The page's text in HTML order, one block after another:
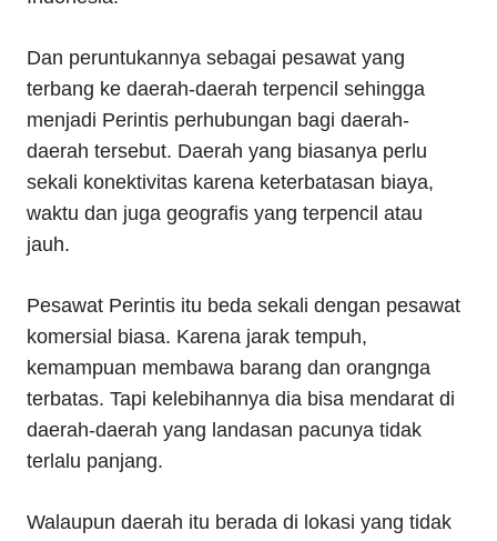
Dan peruntukannya sebagai pesawat yang
terbang ke daerah-daerah terpencil sehingga
menjadi Perintis perhubungan bagi daerah-
daerah tersebut. Daerah yang biasanya perlu
sekali konektivitas karena keterbatasan biaya,
waktu dan juga geografis yang terpencil atau
jauh.
Pesawat Perintis itu beda sekali dengan pesawat
komersial biasa. Karena jarak tempuh,
kemampuan membawa barang dan orangnga
terbatas. Tapi kelebihannya dia bisa mendarat di
daerah-daerah yang landasan pacunya tidak
terlalu panjang.
Walaupun daerah itu berada di lokasi yang tidak